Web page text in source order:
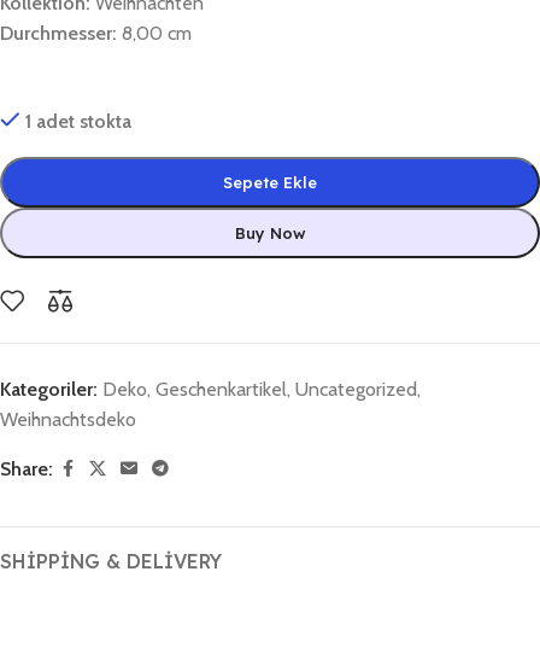
Durchmesser: 8,00 cm
1 adet stokta
Sepete Ekle
Buy Now
Kategoriler: Deko, Geschenkartikel, Uncategorized,
Weihnachtsdeko
Share:
SHIPPING & DELIVERY